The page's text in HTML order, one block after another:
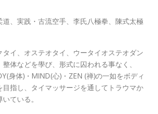
、実践・古流空手、李氏八極拳、陳式太極
イ、オステオタイ、ウータイオステオダン
体などを學び、形式に囚われる事なく、
身体)・MIND(心)・ZEN (禅)の一如をボディ
指し、タイマッサージを通してトラウマか
ている。